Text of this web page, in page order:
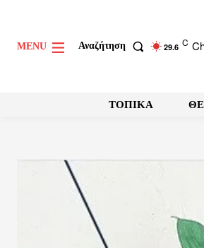
MENU Αναζήτηση 29.6 C
ΤΟΠΙΚΑ